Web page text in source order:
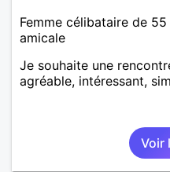
Femme célibataire de
amicale
Je souhaite une
agréable, intéressant,
Voir